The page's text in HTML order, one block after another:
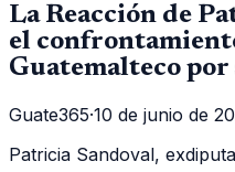
La Reacción de
el
Guatemalteco
Guate365·10 de junio de
Patricia Sandoval,